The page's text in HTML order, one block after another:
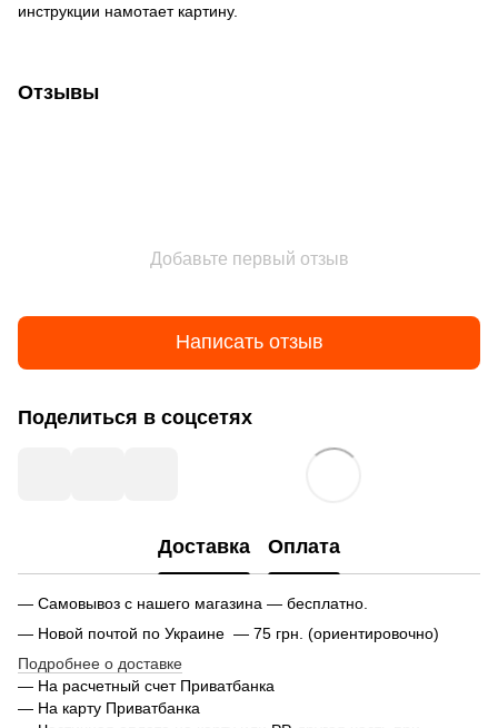
инструкции намотает картину.
Отзывы
Добавьте первый отзыв
Написать отзыв
Поделиться в соцсетях
Доставка Оплата
— Самовывоз с нашего магазина — бесплатно.
— Новой почтой по Украине — 75 грн. (ориентировочно)
Подробнее о доставке
— На расчетный счет Приватбанка
— На карту Приватбанка